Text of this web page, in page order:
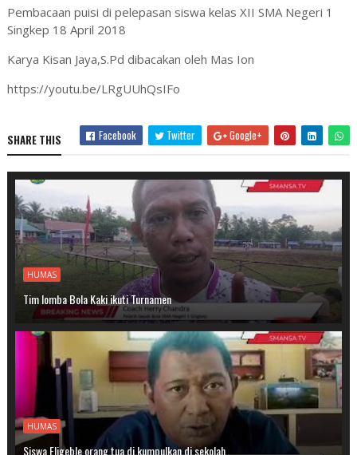
Pembacaan puisi di pelepasan siswa kelas XII SMA Negeri 1
Singkep 18 April 2018
Karya Kisan Jaya,S.Pd dibacakan oleh Mas Ion
https://youtu.be/LRgUUhQsIFo
SHARE THIS Facebook Twitter Google+
HUMAS
Tim lomba Bola Kaki ikuti Turnamen
HUMAS
Siswa Eligeble orang tua di kumpulkan di sekolah